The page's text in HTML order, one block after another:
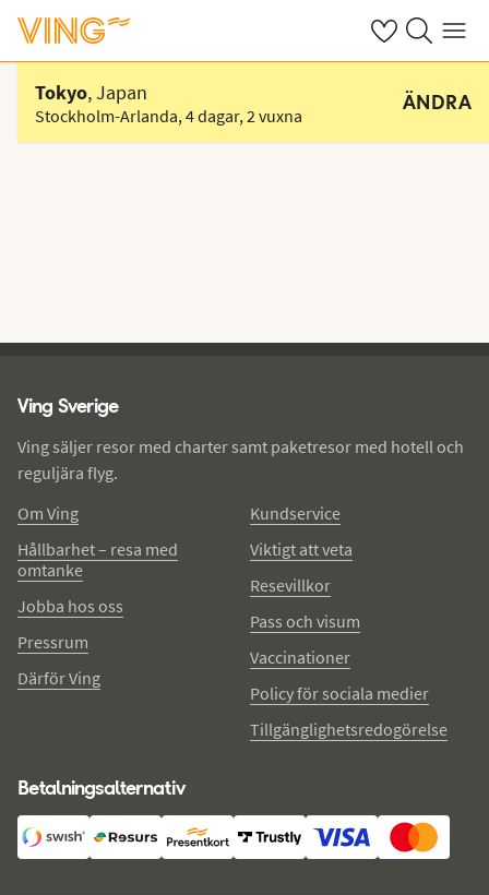
Se dinaSök på ving.se
Meny
Välj hotell
Tokyo, Japan
Stockholm-Arlanda,4 dagar,2 vuxna
ÄNDRA
Ving Sverige
Ving säljer resor med charter samt paketresor med hotell och
reguljära flyg.
Om Ving
Hållbarhet – resa med
omtanke
Jobba hos oss
Pressrum
Därför Ving
Kundservice
Viktigt att veta
Resevillkor
Pass och visum
Vaccinationer
Policy för sociala medier
Tillgänglighetsredogörelse
Betalningsalternativ